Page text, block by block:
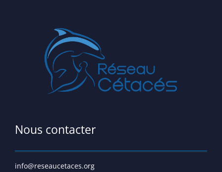
Nous contacter
info@reseaucetaces.org